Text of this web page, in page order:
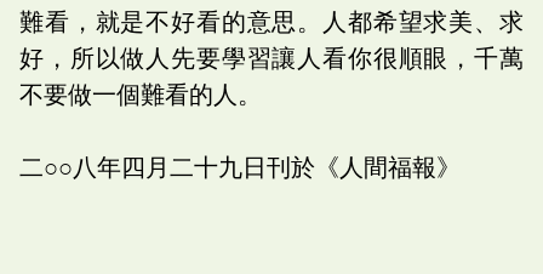
難看，就是不好看的意思。人都希望求美、求
好，所以做人先要學習讓人看你很順眼，千萬
不要做一個難看的人。
二○○八年四月二十九日刊於《人間福報》